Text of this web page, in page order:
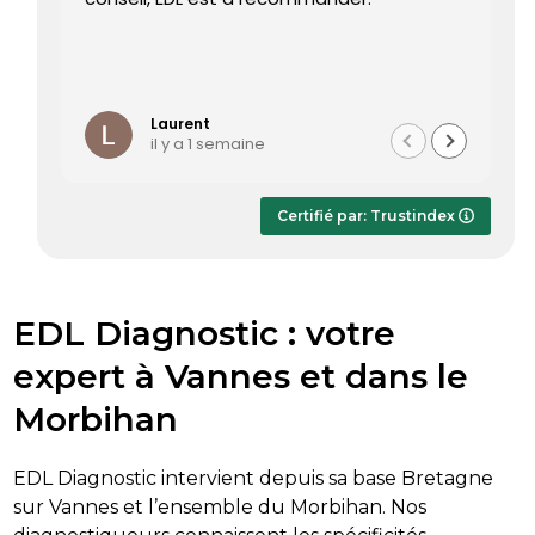
Laurent
il y a 1 semaine
Certifié par: Trustindex
EDL Diagnostic : votre
expert à Vannes et dans le
Morbihan
EDL Diagnostic intervient depuis sa base Bretagne
sur Vannes et l’ensemble du Morbihan. Nos